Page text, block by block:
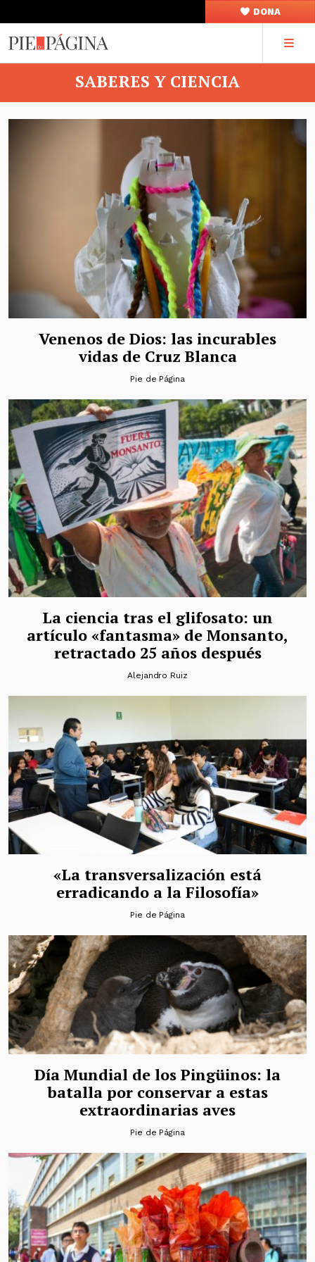
DONA
SABERES Y CIENCIA
Venenos de Dios: las incurables
vidas de Cruz Blanca
Pie de Página
La ciencia tras el glifosato: un
artículo «fantasma» de Monsanto,
retractado 25 años después
Alejandro Ruiz
«La transversalización está
erradicando a la Filosofía»
Pie de Página
Día Mundial de los Pingüinos: la
batalla por conservar a estas
extraordinarias aves
Pie de Página